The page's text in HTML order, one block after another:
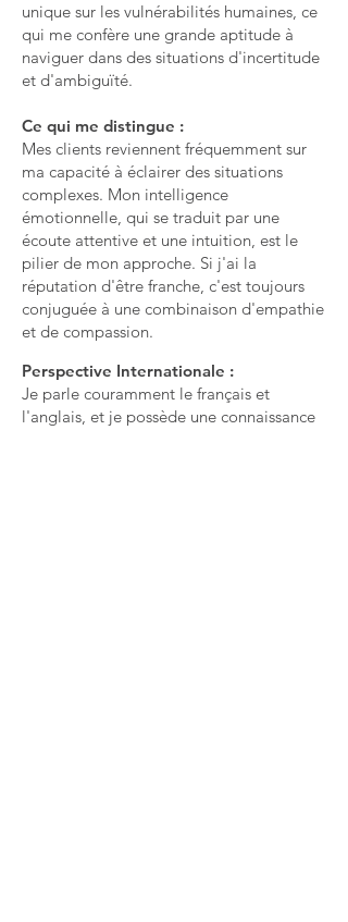
unique sur les vulnérabilités humaines, ce
qui me confère une grande aptitude à
naviguer dans des situations d'incertitude
et d'ambiguïté.
Ce qui me distingue :
Mes clients reviennent fréquemment sur
ma capacité à éclairer des situations
complexes. Mon intelligence
émotionnelle, qui se traduit par une
écoute attentive et une intuition, est le
pilier de mon approche. Si j'ai la
réputation d'être franche, c'est toujours
conjuguée à une combinaison d'empathie
et de compassion.
Perspective Internationale :
Je parle couramment le français et
l'anglais, et je possède une connaissance